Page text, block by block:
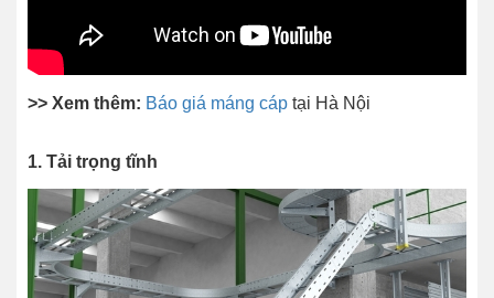
>> Xem thêm: Báo giá máng cáp tại Hà Nội
1. Tải trọng tĩnh